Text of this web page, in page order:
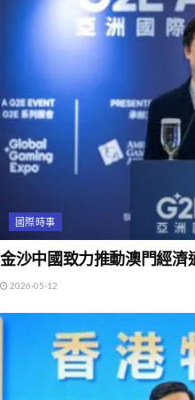
國際時事
金沙中國致力推動澳門經濟
2026-05-12